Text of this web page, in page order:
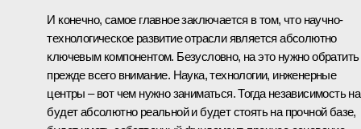
И конечно, самое главное заключается в том, что научно-
технологическое развитие отрасли является абсолютно
ключевым компонентом. Безусловно, на это нужно обратить
прежде всего внимание. Наука, технологии, инженерные
центры – вот чем нужно заниматься. Тогда независимость
будет абсолютно реальной и будет стоять на прочной базе,